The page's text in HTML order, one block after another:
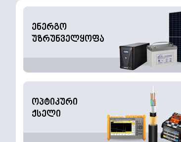
ენერგო
უზრუნველყოფა
ოპტიკური
ქსელი